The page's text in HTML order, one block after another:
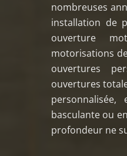
nombreuses
installation de
ouverture
motorisations
ouvertures
ouvertures
basculante ou
profondeur ne